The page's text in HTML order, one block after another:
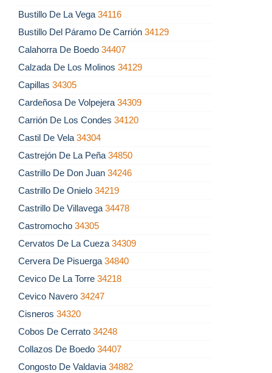
Bustillo De La Vega 34116
Bustillo Del Páramo De Carrión 34129
Calahorra De Boedo 34407
Calzada De Los Molinos 34129
Capillas 34305
Cardeñosa De Volpejera 34309
Carrión De Los Condes 34120
Castil De Vela 34304
Castrejón De La Peña 34850
Castrillo De Don Juan 34246
Castrillo De Onielo 34219
Castrillo De Villavega 34478
Castromocho 34305
Cervatos De La Cueza 34309
Cervera De Pisuerga 34840
Cevico De La Torre 34218
Cevico Navero 34247
Cisneros 34320
Cobos De Cerrato 34248
Collazos De Boedo 34407
Congosto De Valdavia 34882